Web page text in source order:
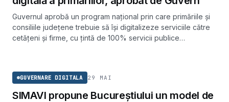
Guvernul aprobă un program național prin care primăriile și
consiliile județene trebuie să își digitalizeze serviciile către
cetățeni și firme, cu țintă de 100% servicii publice
GUVERNARE DIGITALA 29 MAI
SIMAVI propune Bucureștiului un model de